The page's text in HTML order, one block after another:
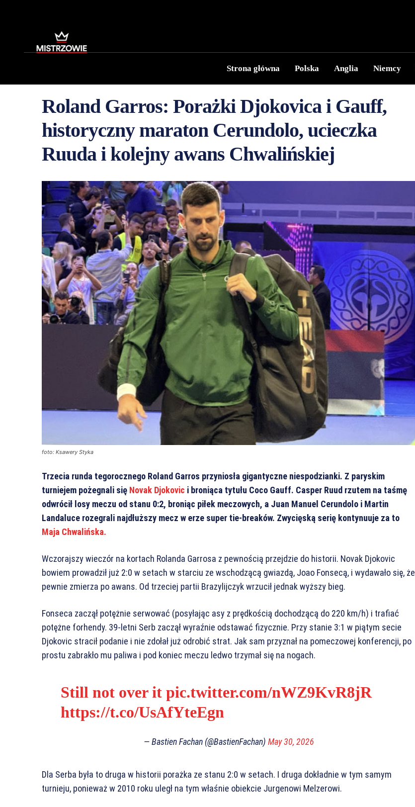
Strona główna Polska Anglia Niemcy
Roland Garros: Porażki Djokovica i Gauff,
historyczny maraton Cerundolo, ucieczka
Ruuda i kolejny awans Chwalińskiej
foto: Ksawery Styka
Trzecia runda tegorocznego Roland Garros przyniosła gigantyczne niespodzianki. Z paryskim
turniejem pożegnali się Novak Djokovic i broniąca tytułu Coco Gauff. Casper Ruud rzutem na taśmę
odwrócił losy meczu od stanu 0:2, broniąc piłek meczowych, a Juan Manuel Cerundolo i Martin
Landaluce rozegrali najdłuższy mecz w erze super tie-breaków. Zwycięską serię kontynuuje za to
Maja Chwalińska.
Wczorajszy wieczór na kortach Rolanda Garrosa z pewnością przejdzie do historii. Novak Djokovic
bowiem prowadził już 2:0 w setach w starciu ze wschodzącą gwiazdą, Joao Fonsecą, i wydawało się, że
pewnie zmierza po awans. Od trzeciej partii Brazylijczyk wrzucił jednak wyższy bieg.
Fonseca zaczął potężnie serwować (posyłając asy z prędkością dochodzącą do 220 km/h) i trafiać
potężne forhendy. 39-letni Serb zaczął wyraźnie odstawać fizycznie. Przy stanie 3:1 w piątym secie
Djokovic stracił podanie i nie zdołał już odrobić strat. Jak sam przyznał na pomeczowej konferencji, po
prostu zabrakło mu paliwa i pod koniec meczu ledwo trzymał się na nogach.
Still not over it pic.twitter.com/nWZ9KvR8jR
https://t.co/UsAfYteEgn
— Bastien Fachan (@BastienFachan) May 30, 2026
Dla Serba była to druga w historii porażka ze stanu 2:0 w setach. I druga dokładnie w tym samym
turnieju, ponieważ w 2010 roku uległ na tym właśnie obiekcie Jurgenowi Melzerowi.